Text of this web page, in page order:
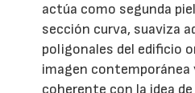
actúa como segunda
sección curva, suaviza
poligonales del edificio
imagen contemporánea
coherente con la idea